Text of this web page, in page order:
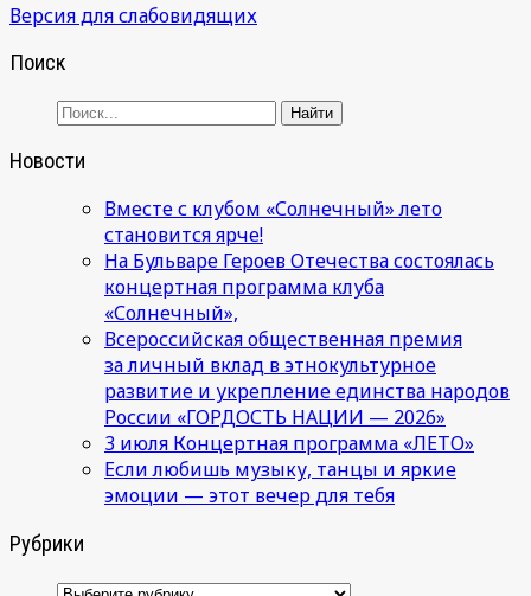
Версия для слабовидящих
Поиск
Новости
Вместе с клубом «Солнечный» лето
становится ярче!
На Бульваре Героев Отечества состоялась
концертная программа клуба
«Солнечный»,
Всероссийская общественная премия
за личный вклад в этнокультурное
развитие и укрепление единства народов
России «ГОРДОСТЬ НАЦИИ — 2026»
3 июля Концертная программа «ЛЕТО»
Если любишь музыку, танцы и яркие
эмоции — этот вечер для тебя
Рубрики